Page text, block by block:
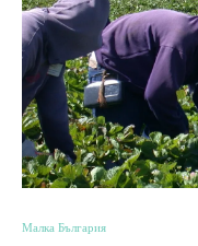
Малка България